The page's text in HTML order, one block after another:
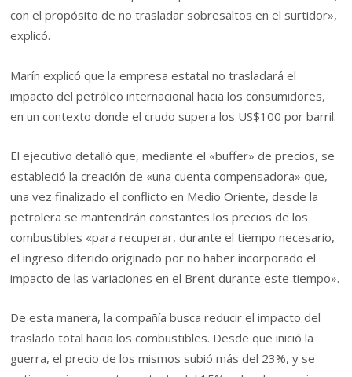
con el propósito de no trasladar sobresaltos en el surtidor»,
explicó.
Marín explicó que la empresa estatal no trasladará el
impacto del petróleo internacional hacia los consumidores,
en un contexto donde el crudo supera los US$100 por barril.
El ejecutivo detalló que, mediante el «buffer» de precios, se
estableció la creación de «una cuenta compensadora» que,
una vez finalizado el conflicto en Medio Oriente, desde la
petrolera se mantendrán constantes los precios de los
combustibles «para recuperar, durante el tiempo necesario,
el ingreso diferido originado por no haber incorporado el
impacto de las variaciones en el Brent durante este tiempo».
De esta manera, la compañía busca reducir el impacto del
traslado total hacia los combustibles. Desde que inició la
guerra, el precio de los mismos subió más del 23%, y se